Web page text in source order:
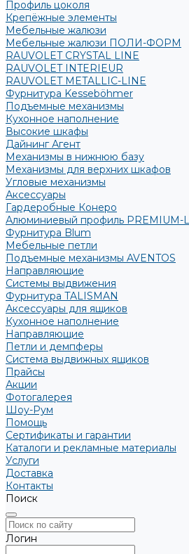
Профиль цоколя
Крепёжные элементы
Мебельные жалюзи
Мебельные жалюзи ПОЛИ-ФОРМ
RAUVOLET CRYSTAL LINE
RAUVOLET INTERIEUR
RAUVOLET METALLIC-LINE
Фурнитура Kesseböhmer
Подъемные механизмы
Кухонное наполнение
Высокие шкафы
Дайнинг Агент
Механизмы в нижнюю базу
Механизмы для верхних шкафов
Угловые механизмы
Аксессуары
Гардеробные Конеро
Алюминиевый профиль PREMIUM-
Фурнитура Blum
Мебельные петли
Подъемные механизмы AVENTOS
Направляющие
Системы выдвижения
Фурнитура TALISMAN
Аксессуары для ящиков
Кухонное наполнение
Направляющие
Петли и демпферы
Система выдвижных ящиков
Прайсы
Акции
Фотогалерея
Шоу-Рум
Помощь
Сертификаты и гарантии
Каталоги и рекламные материалы
Услуги
Доставка
Контакты
Поиск
Логин